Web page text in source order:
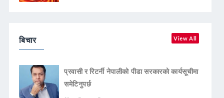
बिचार View All
प्रवासी र रिटर्नी नेपालीको पीडा सरकारको कार्यसूचीमा
समेटिनुपर्छ